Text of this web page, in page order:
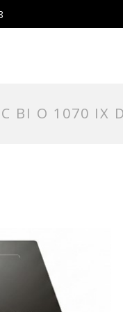
O 1070 IX